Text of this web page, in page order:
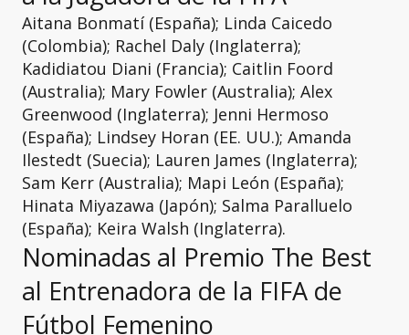
Aitana Bonmatí (España); Linda Caicedo
(Colombia); Rachel Daly (Inglaterra);
Kadidiatou Diani (Francia); Caitlin Foord
(Australia); Mary Fowler (Australia); Alex
Greenwood (Inglaterra); Jenni Hermoso
(España); Lindsey Horan (EE. UU.); Amanda
Ilestedt (Suecia); Lauren James (Inglaterra);
Sam Kerr (Australia); Mapi León (España);
Hinata Miyazawa (Japón); Salma Paralluelo
(España); Keira Walsh (Inglaterra).
Nominadas al Premio The Best
al Entrenadora de la FIFA de
Fútbol Femenino